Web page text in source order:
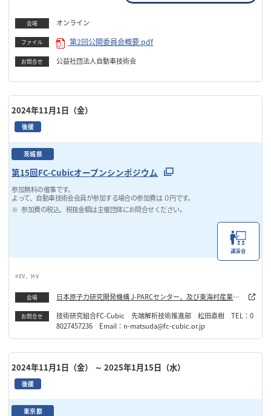
会場 オンライン
ファイル 第2回公開委員会概要.pdf
お問合せ 公益社団法人自動車技術会
2024年11月1日（金）
後援
茨城県
第15回FC-Cubicオープンシンポジウム
参加無料の催事です。
よって、自動車技術会会員が参加する場合の参加費は ０円です。
参加費の税込、税抜金額は主催団体にお問合せください。
講演会
#EV、HV
会場
日本原子力研究開発機構 J-PARCセンター、及び東海村産業・
お問合せ
技術研究組合FC-Cubic 先端解析技術推進部 松田直樹 TEL：0
8027457236 Email：n-matsuda@fc-cubic.or.jp
2024年11月1日（金） ～ 2025年1月15日（水）
後援
東京都